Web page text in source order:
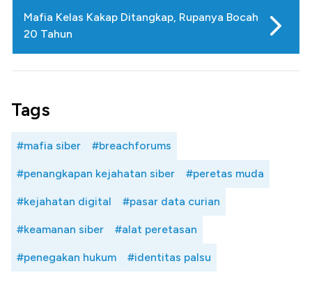
Mafia Kelas Kakap Ditangkap, Rupanya Bocah
20 Tahun
Tags
#mafia siber #breachforums
#penangkapan kejahatan siber #peretas muda
#kejahatan digital #pasar data curian
#keamanan siber #alat peretasan
#penegakan hukum #identitas palsu